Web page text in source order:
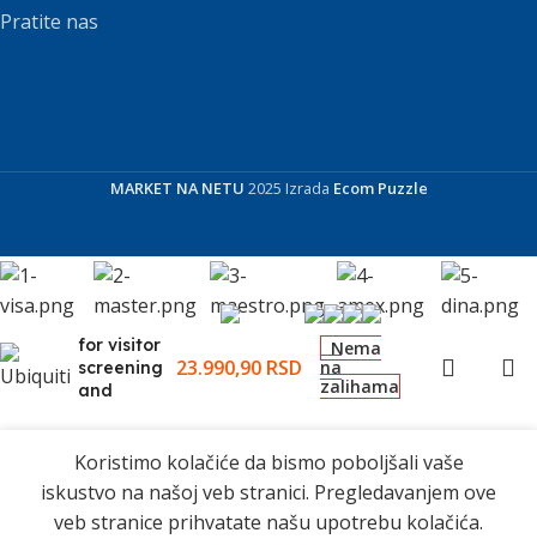
Pratite nas
MARKET NA NETU 2025 Izrada Ecom Puzzle
Koristimo kolačiće da bismo poboljšali vaše
iskustvo na našoj veb stranici. Pregledavanjem ove
veb stranice prihvatate našu upotrebu kolačića.
Intercom-
that pairs
with the
Access
for visitor
screening
and
control, to
mount in
multiple
locations
23.990,90 RSD
Nema
na
zalihama